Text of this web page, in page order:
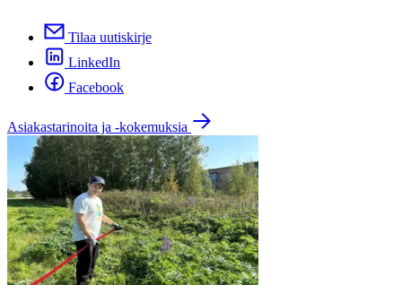
Tilaa uutiskirje
LinkedIn
Facebook
Asiakastarinoita ja -kokemuksia